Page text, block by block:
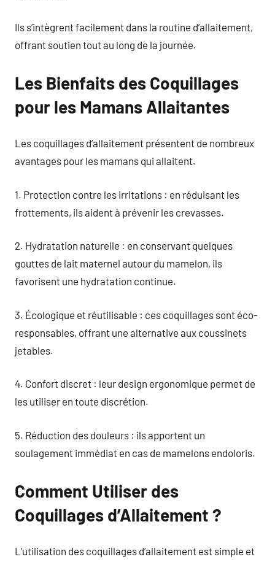
Ils s’intègrent facilement dans la routine d’allaitement,
offrant soutien tout au long de la journée.
Les Bienfaits des Coquillages
pour les Mamans Allaitantes
Les coquillages d’allaitement présentent de nombreux
avantages pour les mamans qui allaitent.
1. Protection contre les irritations : en réduisant les
frottements, ils aident à prévenir les crevasses.
2. Hydratation naturelle : en conservant quelques
gouttes de lait maternel autour du mamelon, ils
favorisent une hydratation continue.
3. Écologique et réutilisable : ces coquillages sont éco-
responsables, offrant une alternative aux coussinets
jetables.
4. Confort discret : leur design ergonomique permet de
les utiliser en toute discrétion.
5. Réduction des douleurs : ils apportent un
soulagement immédiat en cas de mamelons endoloris.
Comment Utiliser des
Coquillages d’Allaitement ?
L’utilisation des coquillages d’allaitement est simple et